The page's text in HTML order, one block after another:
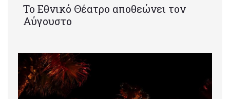
Το Εθνικό Θέατρο αποθεώνει τον
Αύγουστο